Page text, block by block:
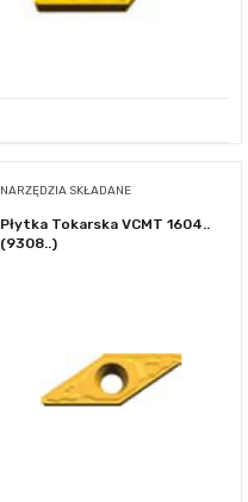
NARZĘDZIA SKŁADANE
Płytka Tokarska VCMT 1604..
(9308..)